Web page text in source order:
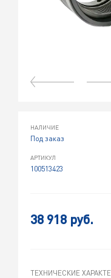
НАЛИЧИЕ
Под заказ
АРТИКУЛ
100513423
38 918 руб.
ТЕХНИЧЕСКИЕ